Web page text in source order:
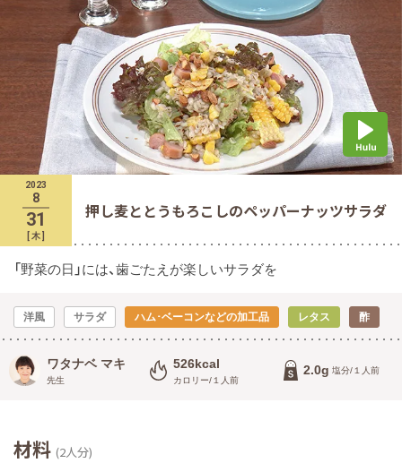
2023
8
31
木
押し麦ととうもろこしのペッパーナッツサラダ
「野菜の日」には、歯ごたえが楽しいサラダを
洋風 サラダ ハム･ベーコンなどの加工品 レタス 酢
ワタナベ マキ
先生
526kcal
カロリー/１人前
2.0g 塩分/１人前
材料 (2人分)